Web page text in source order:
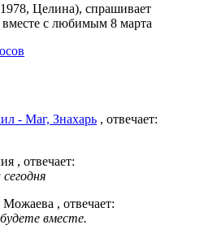
Целина), спрашивает
с любимым 8 марта
- Маг, Знахарь , отвечает:
, отвечает:
Можаева , отвечает:
вместе.